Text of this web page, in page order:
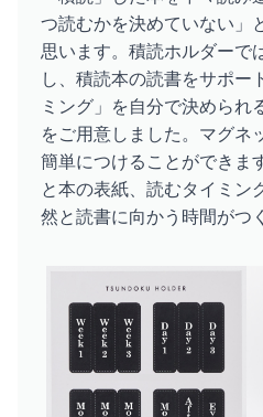
つ読むかを決めていない」
思います。積読ホルダーで
し、積読本の読書をサポー
ミング」を自分で決められ
をご用意しました。マグネ
簡単につけることができま
と本の表紙、読むタイミン
然と読書に向かう時間がつ